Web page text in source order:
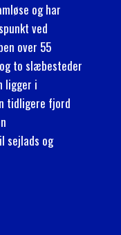
og har
ved
over 55
to slæbesteder
ligger i
tidligere fjord
sejlads og